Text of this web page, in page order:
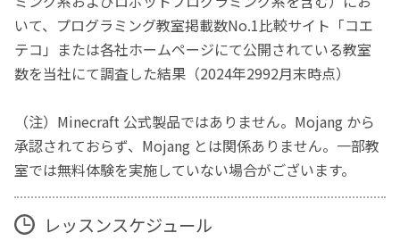
いて、プログラミング教室掲載数No.1比較サイト「コエ
テコ」または各社ホームページにて公開されている教室
数を当社にて調査した結果（2024年2992月末時点）
（注）Minecraft 公式製品ではありません。Mojang から
承認されておらず、Mojang とは関係ありません。一部教
室では無料体験を実施していない場合がございます。
レッスンスケジュール